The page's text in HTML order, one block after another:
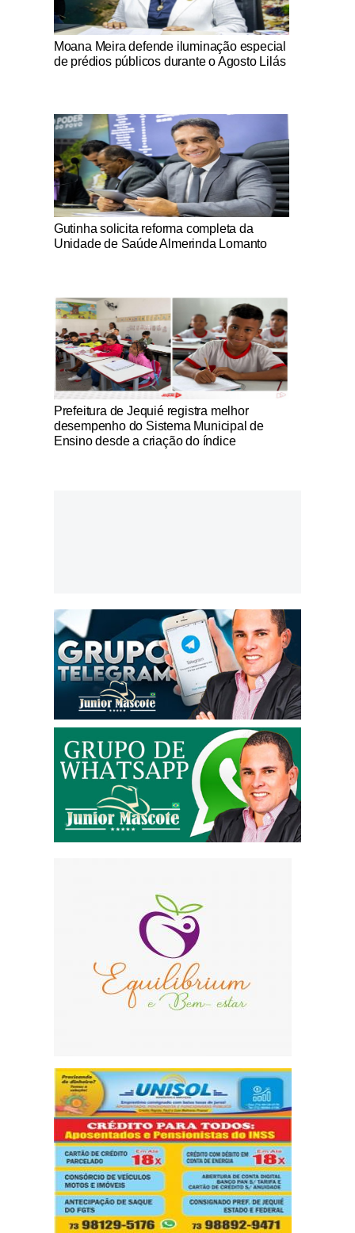
Notícias Católicas
Moana Meira defende iluminação especial
de prédios públicos durante o Agosto Lilás
Notícias Católicas
Gutinha solicita reforma completa da
Unidade de Saúde Almerinda Lomanto
Notícias Católicas
Prefeitura de Jequié registra melhor
desempenho do Sistema Municipal de
Ensino desde a criação do índice